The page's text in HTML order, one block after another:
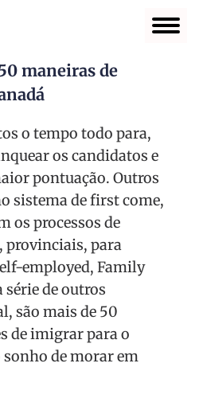
maneiras de
o tempo todo para,
os candidatos e
pontuação. Outros
sistema de first come,
os processos de
provinciais, para
employed, Family
de outros
são mais de 50
de imigrar para o
sonho de morar em